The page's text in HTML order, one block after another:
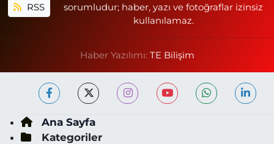
RSS
sorumludur; haber, yazı ve fotoğraflar izinsiz
kullanılamaz.
Haber Yazılımı: TE Bilişim
Ana Sayfa
Kategoriler